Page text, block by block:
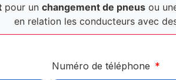
pour un changement de pneusou
en relation les conducteurs avec
Numéro de téléphone